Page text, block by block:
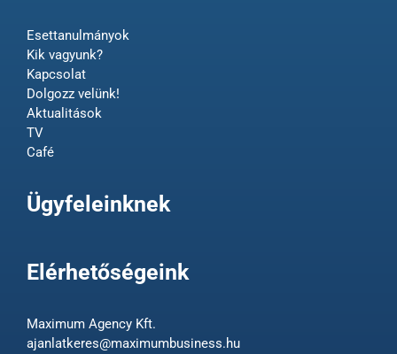
Esettanulmányok
Kik vagyunk?
Kapcsolat
Dolgozz velünk!
Aktualitások
TV
Café
Ügyfeleinknek
Elérhetőségeink
Maximum Agency Kft.
ajanlatkeres@maximumbusiness.hu